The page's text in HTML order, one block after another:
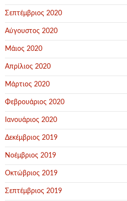
Σεπτέμβριος 2020
Αύγουστος 2020
Μάιος 2020
Απρίλιος 2020
Μάρτιος 2020
Φεβρουάριος 2020
Ιανουάριος 2020
Δεκέμβριος 2019
Νοέμβριος 2019
Οκτώβριος 2019
Σεπτέμβριος 2019